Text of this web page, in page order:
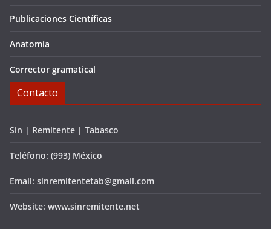
Publicaciones Científicas
Anatomía
Corrector gramatical
Contacto
Sin | Remitente | Tabasco
Teléfono: (993) México
Email: sinremitentetab@gmail.com
Website: www.sinremitente.net